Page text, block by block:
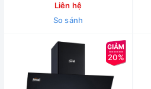
Liên hệ
So sánh
20%